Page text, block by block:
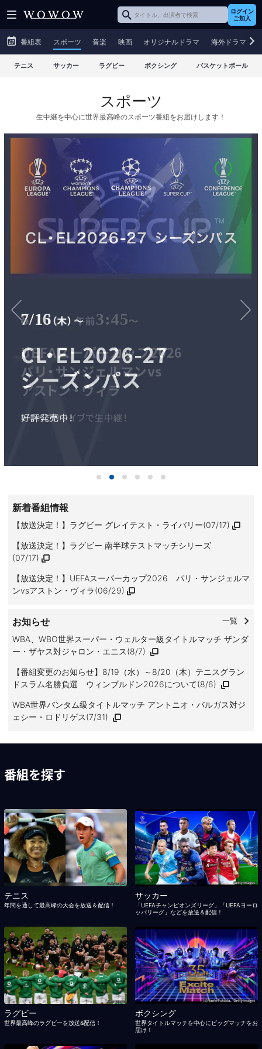
ログイン
ご加入
番組表 スポーツ 音楽 映画 オリジナルドラマ 海外ドラマ
テニス サッカー ラグビー ボクシング バスケットボール
スポーツ
生中継を中心に世界最高峰のスポーツ番組をお届けします！
新着番組情報
【放送決定！】ラグビー グレイテスト・ライバリー(07/17)
【放送決定！】ラグビー 南半球テストマッチシリーズ
(07/17)
【放送決定！】UEFAスーパーカップ2026 パリ・サンジェルマ
ンvsアストン・ヴィラ(06/29)
お知らせ 一覧
WBA、WBO世界スーパー・ウェルター級タイトルマッチ ザンダ
ー・ザヤス対ジャロン・エニス(8/7)
【番組変更のお知らせ】8/19（水）～8/20（木）テニスグラン
ドスラム名勝負選 ウィンブルドン2026について(8/6)
WBA世界バンタム級タイトルマッチ アントニオ・バルガス対ジ
ェシー・ロドリゲス(7/31)
番組を探す
テニス
年間を通して最高峰の大会を放送＆配信！
サッカー
「UEFAチャンピオンズリーグ」「UEFAヨーロ
ッパリーグ」などを放送＆配信！
ラグビー
世界最高峰のラグビーを放送&配信！
ボクシング
世界タイトルマッチを中心にビッグマッチをお
届け！